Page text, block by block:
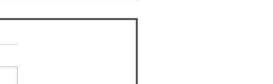
会(地理情報システム学